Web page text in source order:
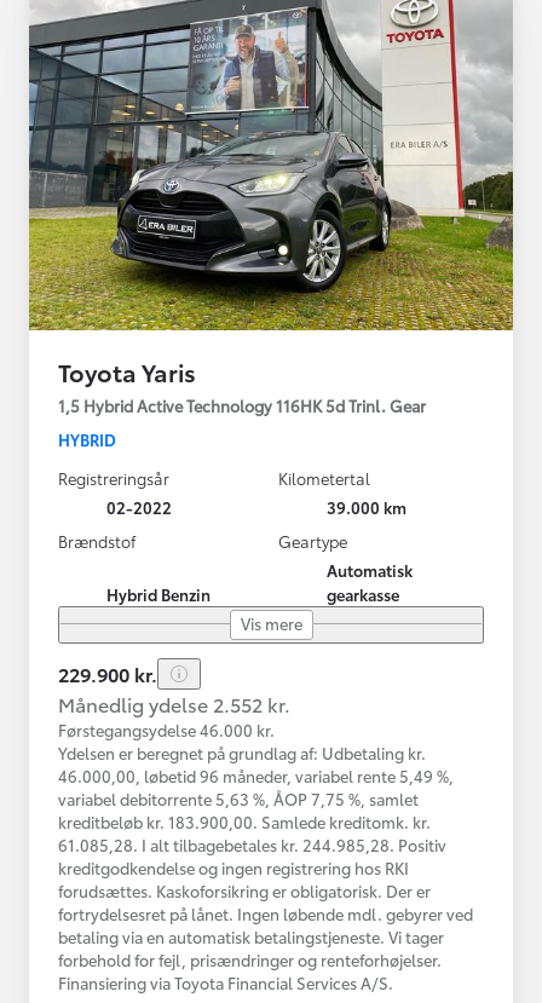
Toyota Yaris
1,5 Hybrid Active Technology 116HK 5d Trinl. Gear
HYBRID
Registreringsår
02-2022
Kilometertal
39.000 km
Brændstof
Hybrid Benzin
Geartype
Automatisk
gearkasse
Vis mere
229.900 kr.
Månedlig ydelse 2.552 kr.
Førstegangsydelse 46.000 kr.
Ydelsen er beregnet på grundlag af: Udbetaling kr.
46.000,00, løbetid 96 måneder, variabel rente 5,49 %,
variabel debitorrente 5,63 %, ÅOP 7,75 %, samlet
kreditbeløb kr. 183.900,00. Samlede kreditomk. kr.
61.085,28. I alt tilbagebetales kr. 244.985,28. Positiv
kreditgodkendelse og ingen registrering hos RKI
forudsættes. Kaskoforsikring er obligatorisk. Der er
fortrydelsesret på lånet. Ingen løbende mdl. gebyrer ved
betaling via en automatisk betalingstjeneste. Vi tager
forbehold for fejl, prisændringer og renteforhøjelser.
Finansiering via Toyota Financial Services A/S.